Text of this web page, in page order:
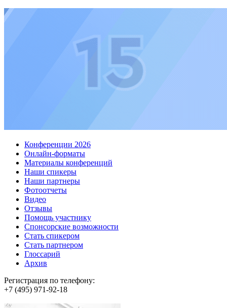
Конференции 2026
Онлайн-форматы
Материалы конференций
Наши спикеры
Наши партнеры
Фотоотчеты
Видео
Отзывы
Помощь участнику
Спонсорские возможности
Стать спикером
Стать партнером
Глоссарий
Архив
Регистрация по телефону:
+7 (495) 971-92-18